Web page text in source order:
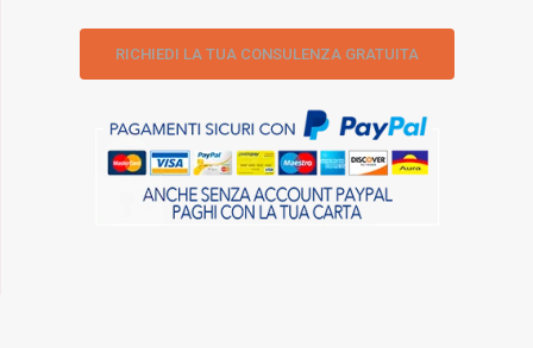
RICHIEDI LA TUA CONSULENZA GRATUITA